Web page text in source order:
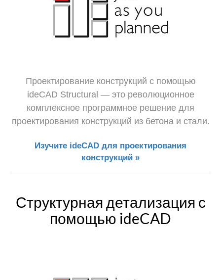
Проектирование конструкций с помощью
ideCAD Structural — это революционное
комплексное программное решение для
проектирования конструкций из бетона и стали.
Изучите ideCAD для проектирования
конструкций »
Структурная детализация с
помощью ideCAD